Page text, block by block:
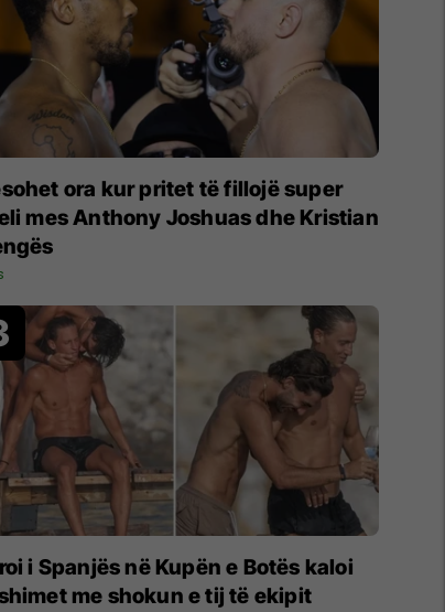
ora kur pritet të fillojë super
mes Anthony Joshuas dhe Kristian
i Spanjës në Kupën e Botës kaloi
me shokun e tij të ekipit